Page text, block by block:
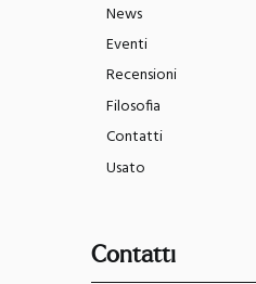
News
Eventi
Recensioni
Filosofia
Contatti
Usato
Contatti